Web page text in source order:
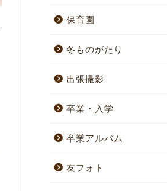
保育園
冬ものがたり
出張撮影
卒業・入学
卒業アルバム
友フォト